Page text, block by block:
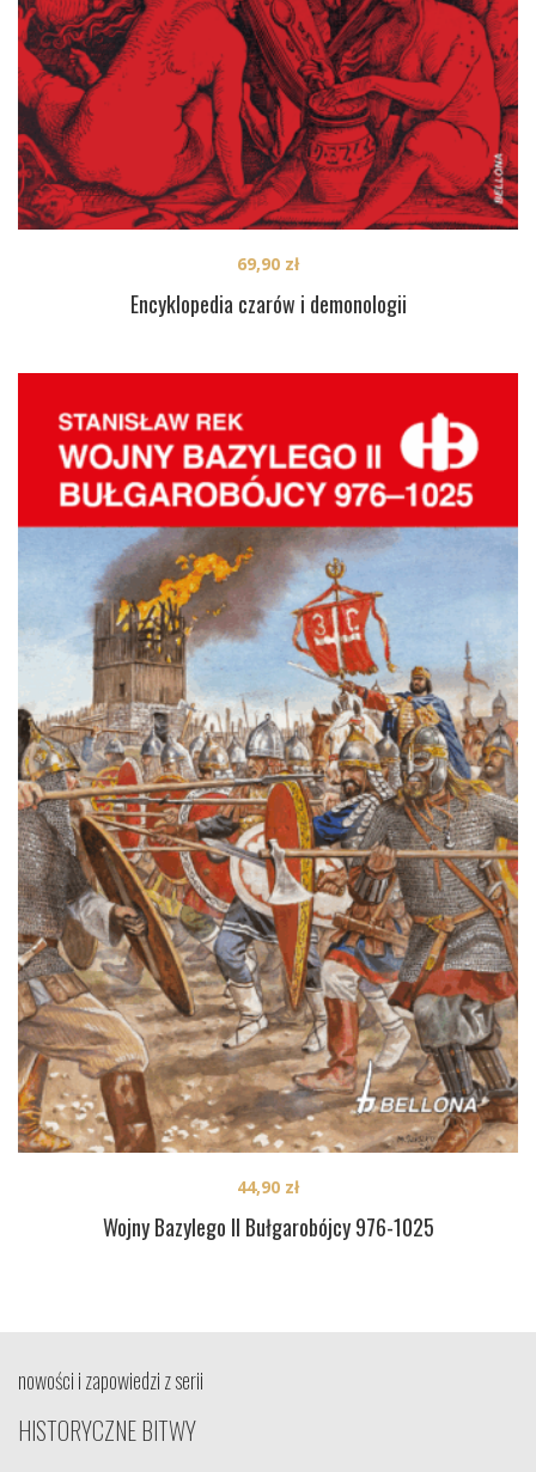
Encyklopedia czarów i demonologii
69,90 zł
Wojny Bazylego II Bułgarobójcy 976-1025
44,90 zł
nowości i zapowiedzi z serii
HISTORYCZNE BITWY